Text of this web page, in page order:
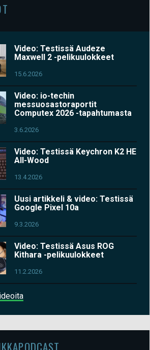
Video: Testissä Audeze
Maxwell 2 -pelikuulokkeet
15.6.2026
Video: io-techin
messuosastoraportit
Computex 2026 -tapahtumasta
3.6.2026
Video: Testissä Keychron K2 HE
All-Wood
13.4.2026
Uusi artikkeli & video: Testissä
Google Pixel 10a
9.3.2026
Video: Testissä Asus ROG
Kithara -pelikuulokkeet
11.2.2026